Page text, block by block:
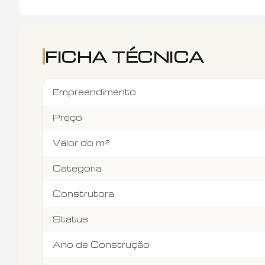
FICHA TÉCNICA
Empreendimento
Preço
Valor do m²
Categoria
Construtora
Status
Ano de Construção